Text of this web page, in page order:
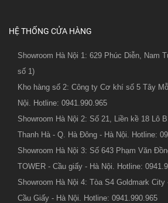
HỆ THỐNG CỬA HÀNG
Showroom Hà Nội 1: 629 Phúc Diễn, Nam
số 1)
Kho hàng số 2: Công ty Cơ khí số 5 Tây
Nội. Hotline: 0941.990.965
Showroom Hà Nội 2: Số 21, Liền kề 18 Lô
Thanh Hà - Q. Hà Đông - Hà Nội. Hotline:
Showroom Hà Nội 3: Số 643 Phạm Văn
TOWER - Cầu giấy - Hà Nội. Hotline:
Showroom Hà Nội 4: Tòa S4 Goldmark City
Cầu Giấy - Hà Nội. Hotline: 0941.990.965